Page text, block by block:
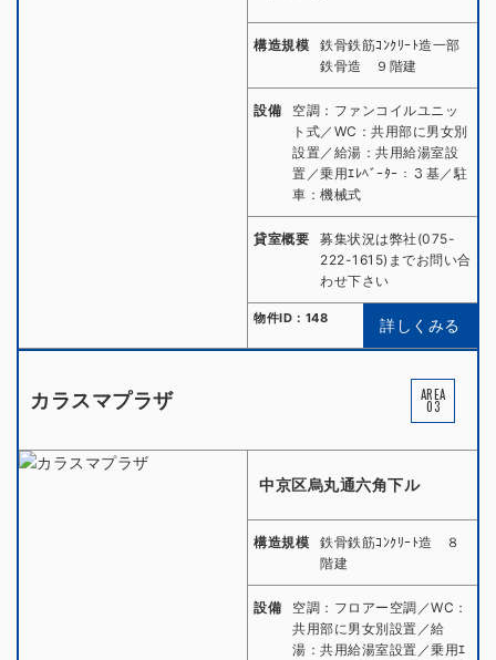
構造規模
鉄骨鉄筋ｺﾝｸﾘｰﾄ造一部
鉄骨造 ９階建
設備
空調：ファンコイルユニッ
ト式／WC：共用部に男女別
設置／給湯：共用給湯室設
置／乗用ｴﾚﾍﾞｰﾀｰ：３基／駐
車：機械式
貸室概要
募集状況は弊社(075-
222-1615)までお問い合
わせ下さい
物件ID：148 詳しくみる
カラスマプラザ AREA
03
中京区烏丸通六角下ル
構造規模
鉄骨鉄筋ｺﾝｸﾘｰﾄ造 ８
階建
設備
空調：フロアー空調／WC：
共用部に男女別設置／給
湯：共用給湯室設置／乗用ｴ